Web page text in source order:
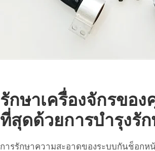
รักษาเครื่องจักรขอ
ที่สุดด้วยการบำรุงรั
การรักษาความสะอาดของระบบกันช็อก